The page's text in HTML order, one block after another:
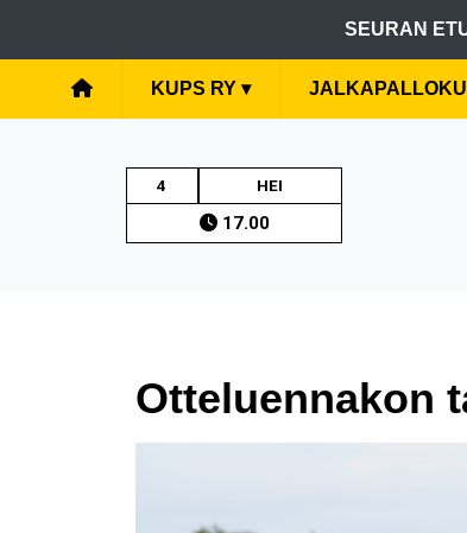
SEURAN
KUPS RY ▾
4 HEI
17.00
Otteluennakon